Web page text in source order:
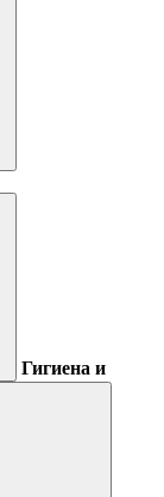
Гигиена и